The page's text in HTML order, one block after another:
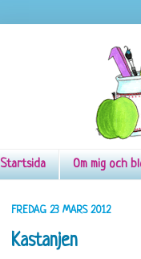
Startsida Om mig och
FREDAG 23 MARS 2012
Kastanjen